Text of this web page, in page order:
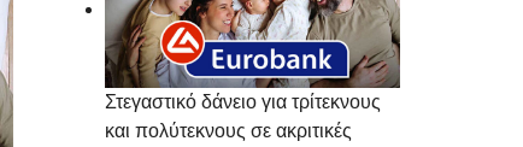
Στεγαστικό δάνειο για τρίτεκνους
και πολύτεκνους σε ακριτικές